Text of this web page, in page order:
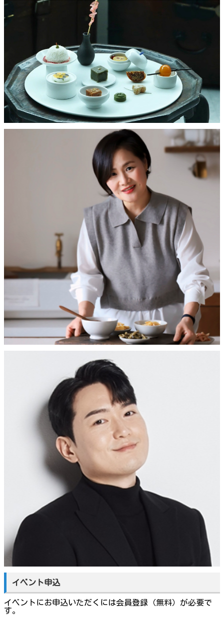
イベント申込
イベントにお申込いただくには会員登録（無料）が必要で
す。